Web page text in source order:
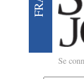
Se